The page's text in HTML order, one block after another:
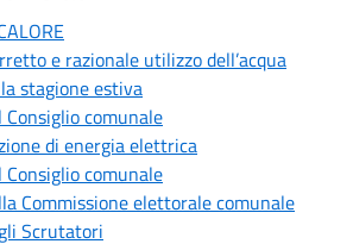
e razionale utilizzo dell’acqua
stagione estiva
Consiglio comunale
di energia elettrica
Consiglio comunale
Commissione elettorale comunale
Scrutatori